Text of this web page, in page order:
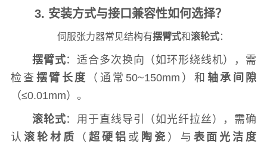
3. 安装方式与接口兼容性如何选择？
伺服张力器常见结构有摆臂式和滚轮式：
摆臂式：适合多次换向（如环形绕线机），需
检查 摆臂长度 （通常50~150mm）和 轴承间隙
（≤0.01mm）。
滚轮式：用于直线导引（如光纤拉丝），需确
认 滚轮材质 （ 超硬铝 或 陶瓷 ）与 表面光洁度